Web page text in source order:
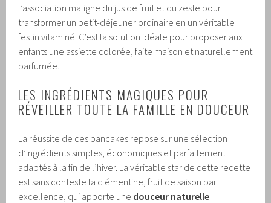
l’association maligne du jus de fruit et du zeste pour
transformer un petit-déjeuner ordinaire en un véritable
festin vitaminé. C’est la solution idéale pour proposer aux
enfants une assiette colorée, faite maison et naturellement
parfumée.
LES INGRÉDIENTS MAGIQUES POUR
RÉVEILLER TOUTE LA FAMILLE EN DOUCEUR
La réussite de ces pancakes repose sur une sélection
d’ingrédients simples, économiques et parfaitement
adaptés à la fin de l’hiver. La véritable star de cette recette
est sans conteste la clémentine, fruit de saison par
excellence, qui apporte une douceur naturelle